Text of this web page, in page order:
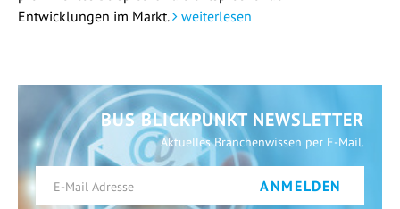
Entwicklungen im Markt.
weiterlesen
BUS BLICKPUNKT NEWSLETTER
Aktuelles Branchenwissen per E-Mail.
ANMELDEN